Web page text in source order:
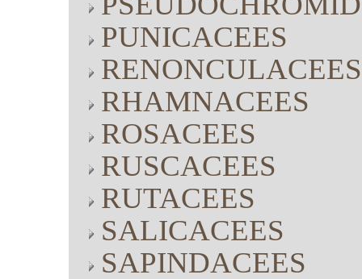
PUNICACEES
RENONCULACEES
RHAMNACEES
ROSACEES
RUSCACEES
RUTACEES
SALICACEES
SAPINDACEES